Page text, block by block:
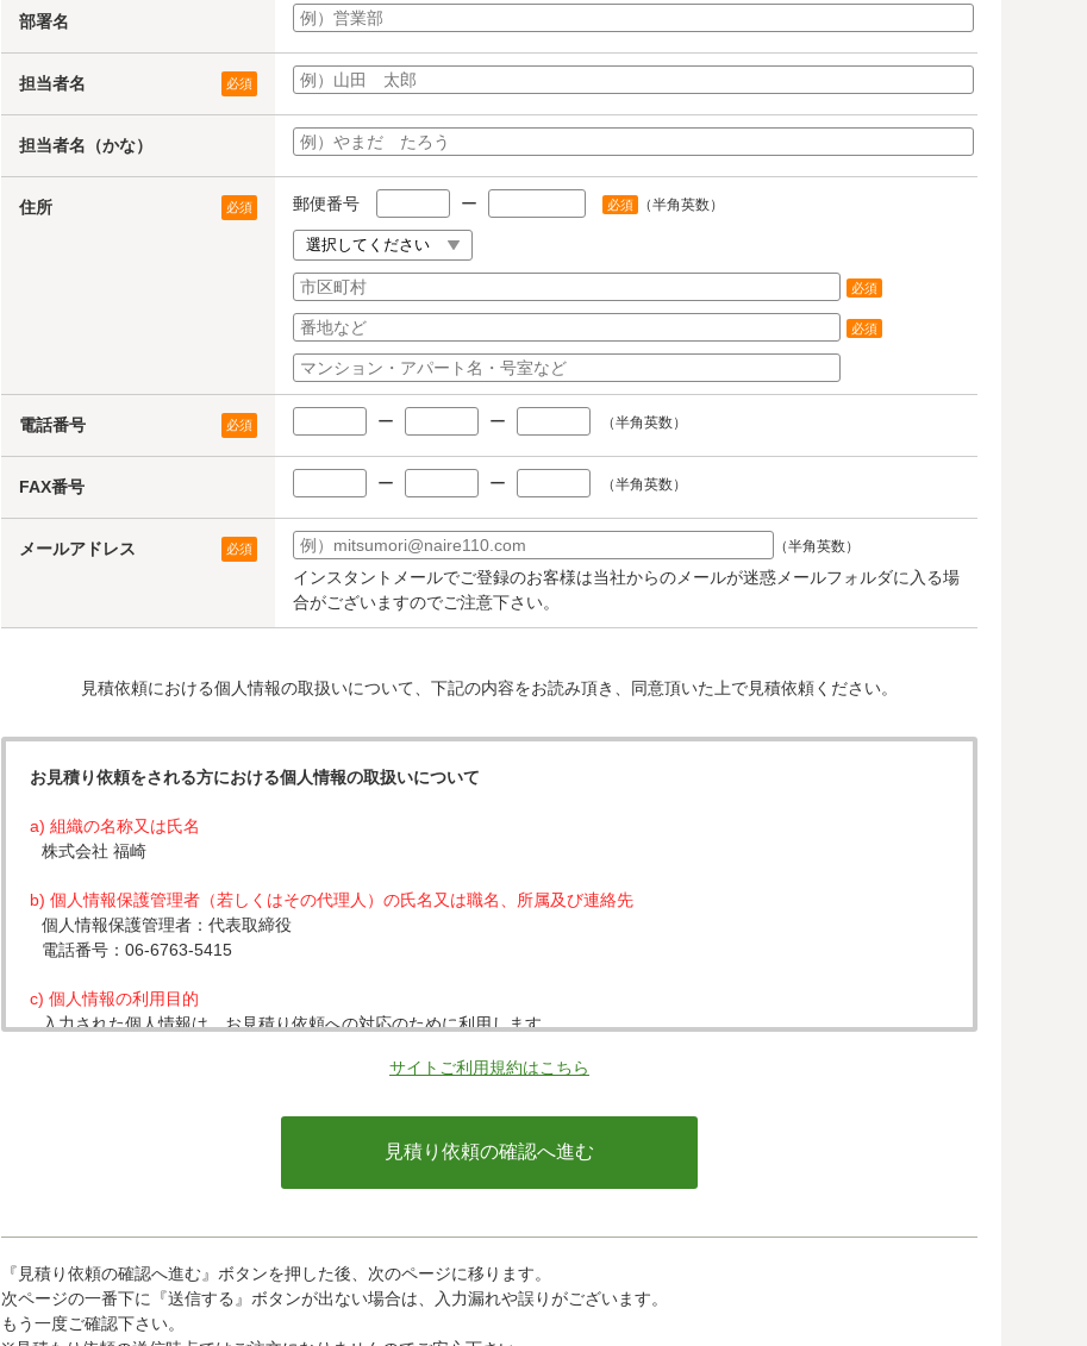
部署名
担当者名 必須
担当者名（かな）
住所 必須 郵便番号 ー 必須 （半角英数）
必須
必須
電話番号 必須 ー ー （半角英数）
FAX番号 ー ー （半角英数）
メールアドレス 必須 （半角英数）
インスタントメールでご登録のお客様は当社からのメールが迷惑メールフォルダに入る場
合がございますのでご注意下さい。
見積依頼における個人情報の取扱いについて、下記の内容をお読み頂き、同意頂いた上で見積依頼ください。
お見積り依頼をされる方における個人情報の取扱いについて
a) 組織の名称又は氏名
株式会社 福崎
b) 個人情報保護管理者（若しくはその代理人）の氏名又は職名、所属及び連絡先
個人情報保護管理者：代表取締役
電話番号：06-6763-5415
c) 個人情報の利用目的
入力された個人情報は、お見積り依頼への対応のために利用します。
・クレジットカード会社への情報提供
当社がお客様から収集した以下の個人情報等は、カード発行会社が行う不正利用検知・防止のために、お客様が利用され
ことができないため、以下の個人情報保護措置に関する情報を把握して、ご提供することはできません。
・提供先が所在する外国の名称
・当該国の個人情報保護に関する情報
サイトご利用規約はこちら
『見積り依頼の確認へ進む』ボタンを押した後、次のページに移ります。
次ページの一番下に『送信する』ボタンが出ない場合は、入力漏れや誤りがございます。
もう一度ご確認下さい。